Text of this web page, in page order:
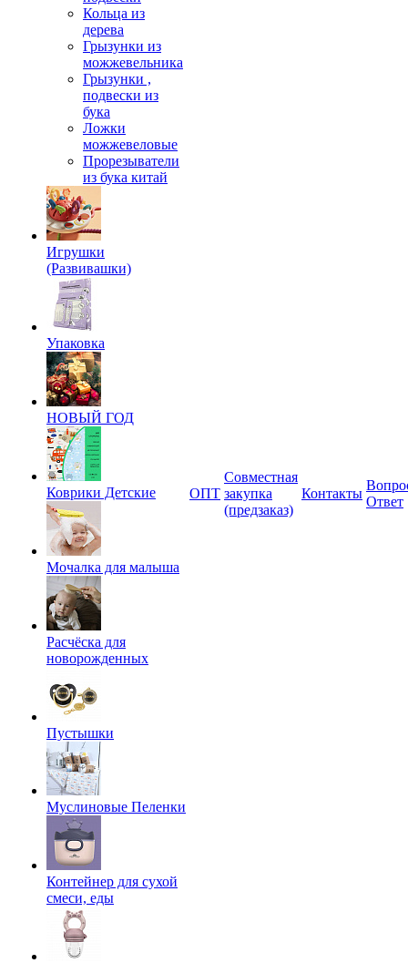
Кольца из
дерева
Грызунки из
можжевельника
Грызунки ,
подвески из
бука
Ложки
можжевеловые
Прорезыватели
из бука китай
Игрушки
(Развивашки)
Упаковка
НОВЫЙ ГОД
Коврики Детские
Мочалка для малыша
Расчёска для
новорожденных
Пустышки
Муслиновые Пеленки
Контейнер для сухой
смеси, еды
ОПТ
Совместная
закупка
(предзаказ)
Контакты
Ответ